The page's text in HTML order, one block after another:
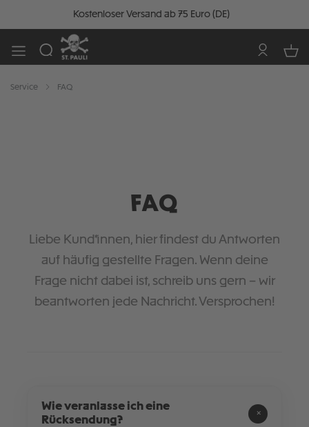
Kostenloser Versand ab 75 Euro (DE)
Service FAQ
FAQ
Liebe Kund*innen, hier findest du Antworten
auf häufig gestellte Fragen. Wenn deine
Frage nicht dabei ist, schreib uns gern – wir
beantworten jede Nachricht. Versprochen!
Wie veranlasse ich eine
Rücksendung?
+